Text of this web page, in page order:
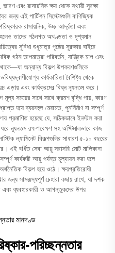
এবং রাসায়নিক ক্ষয় থেকে স্থায়ী সুরক্ষা
জন্য এই পার্টিশন সিস্টেমগুলি বাণিজ্যিক
রাসায়নিক, উচ্চ আর্দ্রতা এবং
হলেও তাদের গঠনগত অখণ্ডতা ও দৃশ্যমান
সুবিধা শুধুমাত্র পৃষ্ঠের সুরক্ষার বাইরে
গঠন তাপমাত্রা পরিবর্তন, যান্ত্রিক চাপ এবং
অন্যান্য বিকল্প উপকরণগুলিকে
কার্যকারিতা বৈশিষ্ট্য থেকে
এবং কার্যক্রমের বিঘ্ন ন্যূনতম করে।
মূল্য সময়ের সাথে সাথে ক্রমশ বৃদ্ধি পায়, কারণ
হয়ে ব্যয়বহুল মেরামত, পুনর্নির্মাণ বা সম্পূর্ণ
প্রমাণিত হয়েছে যে, সঠিকভাবে ইনস্টল করা
ন্যূনতম রক্ষণাবেক্ষণ সহ অপ্টিমালভাবে কাজ
ল্যামিনেট বিকল্পগুলির সাধারণ ৫-১০ বছরের
এই বর্ধিত সেবা আয়ু সরাসরি মোট মালিকানা
কার্যকরী আয়ু পর্যন্ত মূল্যায়ন করা হলে
বিকল্প হয়ে ওঠে। ক্ষয়প্রতিরোধী
জন্য সামঞ্জস্যপূর্ণ চেহারা বজায় রাখে, যা দশক
এবং ব্যবহারকারী ও আগন্তুকদের উপর
পরিচ্ছন্নতার